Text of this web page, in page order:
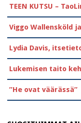
TEEN KUTSU –
Viggo Wallensköld
Lydia Davis,
Lukemisen taito
”He ovat väärässä”